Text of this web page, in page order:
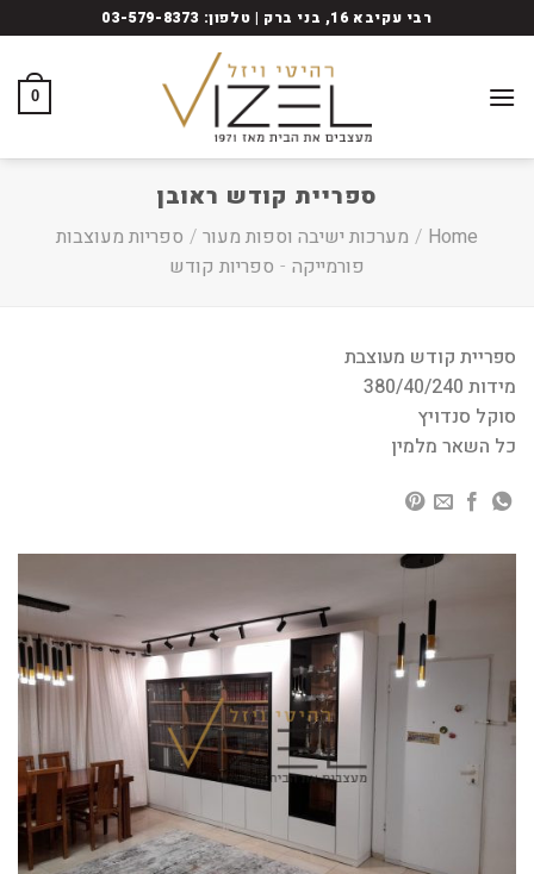
to
רבי עקיבא 16, בני ברק | טלפון: 03-579-8373
0
ספריית קודש ראובן
Home
/ מערכות ישיבה וספות מעור / ספריות מעוצבות
פורמייקה - ספריות קודש
ספריית קודש מעוצבת
מידות 380/40/240
סוקל סנדויץ
כל השאר מלמין